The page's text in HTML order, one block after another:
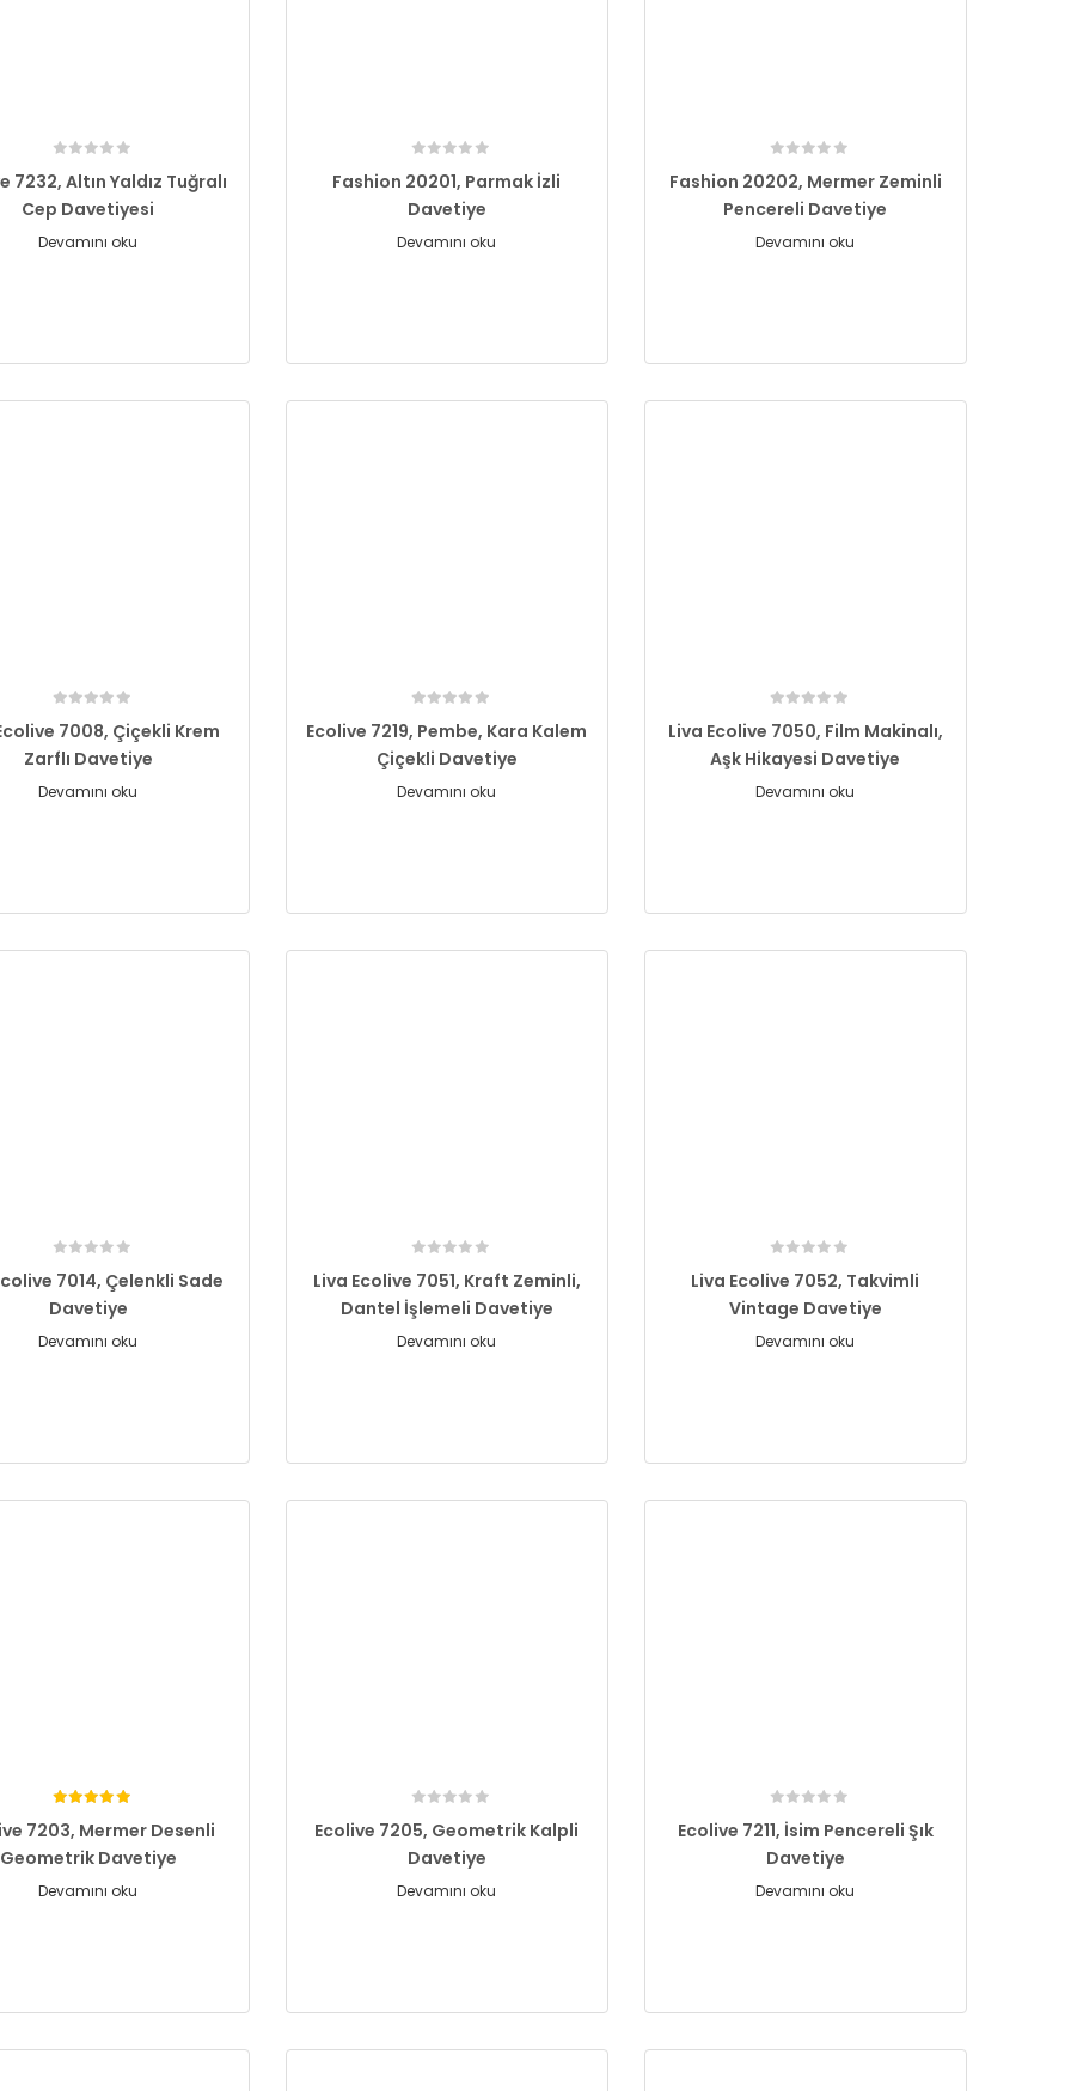
7232, Altın Yaldız Tuğralı
Cep Davetiyesi
Devamını oku
Fashion 20201, Parmak İzli
Davetiye
Devamını oku
Fashion 20202, Mermer Zeminli
Pencereli Davetiye
Devamını oku
7008, Çiçekli Krem
Zarflı Davetiye
Devamını oku
Ecolive 7219, Pembe, Kara Kalem
Çiçekli Davetiye
Devamını oku
Liva Ecolive 7050, Film Makinalı,
Aşk Hikayesi Davetiye
Devamını oku
7014, Çelenkli Sade
Davetiye
Devamını oku
Liva Ecolive 7051, Kraft Zeminli,
Dantel İşlemeli Davetiye
Devamını oku
Liva Ecolive 7052, Takvimli
Vintage Davetiye
Devamını oku
7203, Mermer Desenli
Geometrik Davetiye
Devamını oku
Ecolive 7205, Geometrik Kalpli
Davetiye
Devamını oku
Ecolive 7211, İsim Pencereli Şık
Davetiye
Devamını oku